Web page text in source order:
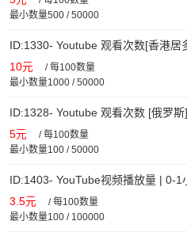
最小数量500 / 50000
ID:1330- Youtube 观看次数[香港居
10元 /每100数量
最小数量1000 / 50000
ID:1328- Youtube 观看次数 [俄罗
5元 /每100数量
最小数量100 / 50000
ID:1403- YouTube视频播放量 | 0-1
3.5元 /每100数量
最小数量100 / 100000